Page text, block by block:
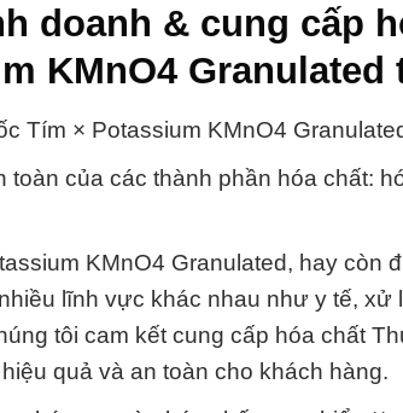
doanh & cung cấp
KMnO4 Granulated
Tím × Potassium KMnO4
toàn của các thành phần hóa chất:
KMnO4 Granulated, hay còn
lĩnh vực khác nhau như y tế,
tôi cam kết cung cấp hóa chất
quả và an toàn cho khách hàng.